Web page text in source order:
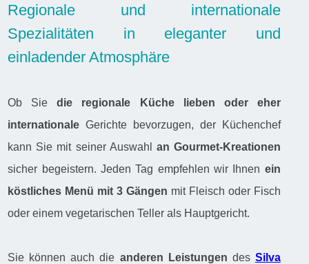
Regionale und internationale
Spezialitäten in eleganter und
einladender Atmosphäre
Ob Siedie regionale Küche lieben oder eher
internationaleGerichte bevorzugen, der Küchenchef
kann Sie mit seiner Auswahl an Gourmet-Kreationen
sicher begeistern. Jeden Tag empfehlen wir Ihnen ein
köstliches Menü mit 3 Gängen mit Fleisch oder Fisch
oder einem vegetarischen Teller als Hauptgericht.
Sie können auch die anderen Leistungen des Silva